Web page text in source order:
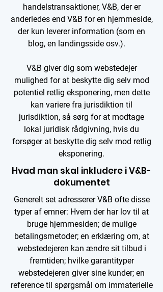
handelstransaktioner, V&B, der er
anderledes end V&B for en hjemmeside,
der kun leverer information (som en
blog, en landingsside osv.).
V&B giver dig som webstedejer
mulighed for at beskytte dig selv mod
potentiel retlig eksponering, men dette
kan variere fra jurisdiktion til
jurisdiktion, så sørg for at modtage
lokal juridisk rådgivning, hvis du
forsøger at beskytte dig selv mod retlig
eksponering.
Hvad man skal inkludere i V&B-
dokumentet
Generelt set adresserer V&B ofte disse
typer af emner: Hvem der har lov til at
bruge hjemmesiden; de mulige
betalingsmetoder; en erklæring om, at
webstedejeren kan ændre sit tilbud i
fremtiden; hvilke garantityper
webstedejeren giver sine kunder; en
reference til spørgsmål om immaterielle